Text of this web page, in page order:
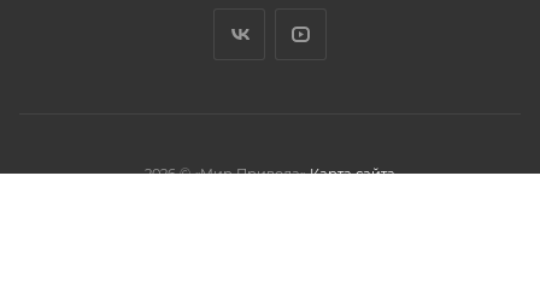
2026 © «Мир Привода» Карта сайта